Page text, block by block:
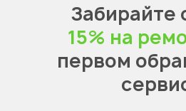
Забирайте
15% на
первом